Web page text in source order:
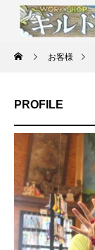
お客様
PROFILE